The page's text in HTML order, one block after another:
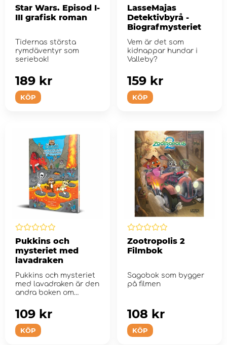
Star Wars. Episod I-
III grafisk roman
Tidernas största
rymdäventyr som
seriebok!
KÖP
189 kr
LasseMajas
Detektivbyrå -
Biografmysteriet
Vem är det som
kidnappar hundar i
Valleby?
KÖP
159 kr
Pukkins och
mysteriet med
lavadraken
Pukkins och mysteriet
med lavadraken är den
andra boken om
KÖP
109 kr
Zootropolis 2
Filmbok
Sagobok som bygger
på filmen
KÖP
108 kr